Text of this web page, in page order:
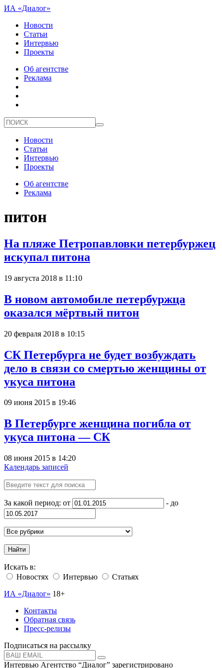
ИА «Диалог»
Новости
Статьи
Интервью
Проекты
Об агентстве
Реклама
Новости
Статьи
Интервью
Проекты
Об агентстве
Реклама
питон
На пляже Петропавловки петербуржец
искупал питона
19 августа 2018 в 11:10
В новом автомобиле петербуржца
оказался мёртвый питон
20 февраля 2018 в 10:15
СК Петербурга не будет возбуждать
дело в связи со смертью женщины от
укуса питона
09 июня 2015 в 19:46
В Петербурге женщина погибла от
укуса питона — СК
08 июня 2015 в 14:20
Календарь записей
За какой период: от - до
Найти
Искать в:
Новостях
Интервью
Статьях
ИА «Диалог» 18+
Контакты
Обратная связь
Пресс-релизы
Подписаться на рассылку
Интервью Агентство “Диалог” зарегистрировано